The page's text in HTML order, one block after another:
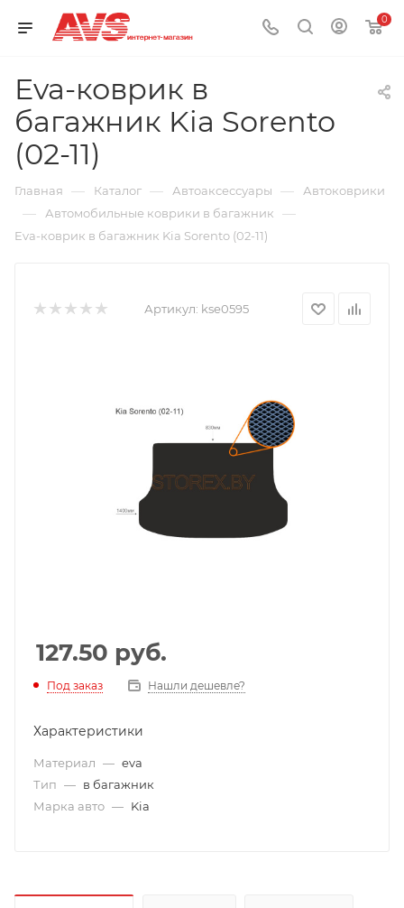
0
Eva-коврик в
багажник Kia Sorento
(02-11)
Главная — Каталог — Автоаксессуары — Автоковрики
— Автомобильные коврики в багажник —
Eva-коврик в багажник Kia Sorento (02-11)
Артикул: kse0595
127.50 руб.
Под заказ Нашли дешевле?
Характеристики
Материал — eva
Тип — в багажник
Марка авто — Kia